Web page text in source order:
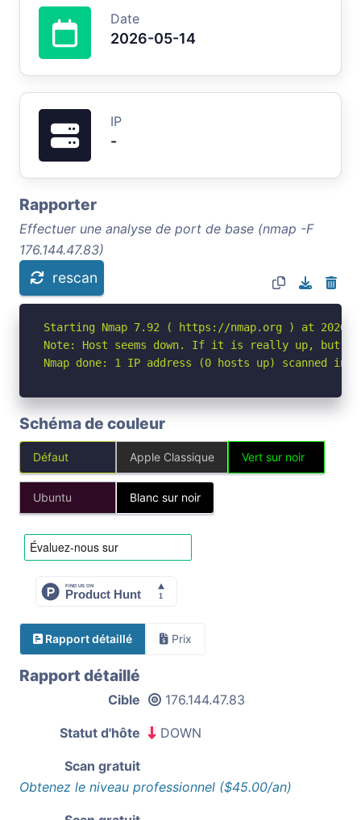
Date
2026-05-14
IP
-
Rapporter
Effectuer une analyse de port de base (nmap -F
176.144.47.83)
rescan
Starting Nmap 7.92 ( https://nmap.org ) at 2026-
Note: Host seems down. If it is really up, but
Nmap done: 1 IP address (0 hosts up) scanned in
Schéma de couleur
Défaut Apple Classique Vert sur noir
Ubuntu Blanc sur noir
Rapport détaillé Prix
Rapport détaillé
Cible 176.144.47.83
Statut d'hôte DOWN
Scan gratuit
Obtenez le niveau professionnel ($45.00/an)